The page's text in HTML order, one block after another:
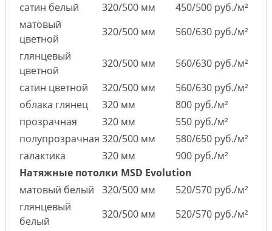
сатин белый
320/500 мм
450/500 руб./м²
матовый
цветной
320/500 мм
560/630 руб./м²
глянцевый
цветной
320/500 мм
560/630 руб./м²
сатин цветной
320/500 мм
560/630 руб./м²
облака глянец
320 мм
800 руб./м²
прозрачная
320 мм
550 руб./м²
полупрозрачная 320/500 мм
580/650 руб./м²
галактика
320 мм
900 руб./м²
Натяжные потолки MSD Evolution
матовый белый
320/500 мм
520/570 руб./м²
глянцевый
белый
320/500 мм
520/570 руб./м²